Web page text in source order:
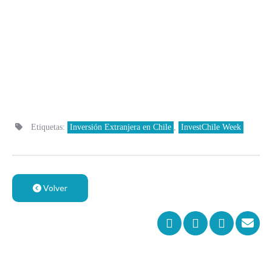
Etiquetas: Inversión Extranjera en Chile , InvestChile Week
Volver